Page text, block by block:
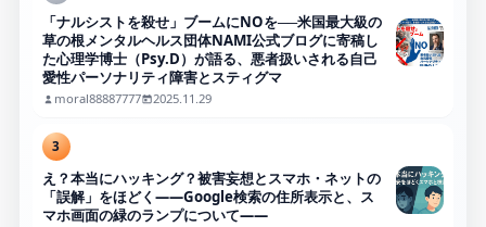
「ナルシストを殺せ」ブームにNOを──米国最大級の
草の根メンタルヘルス団体NAMI公式ブログに寄稿し
た心理学博士（Psy.D）が語る、悪者扱いされる自己
愛性パーソナリティ障害とスティグマ
moral88887777 2025.11.29
3
え？本当にハッキング？被害妄想とスマホ・ネットの
「誤解」をほどく――Google検索の住所表示と、ス
マホ画面の緑のランプについて――